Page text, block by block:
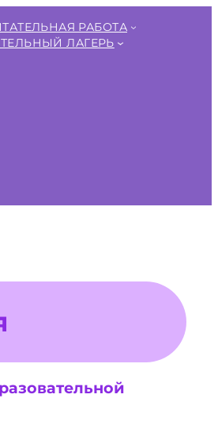
РАБОТА
ЛАГЕРЬ